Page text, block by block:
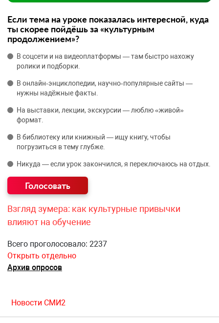
Если тема на уроке показалась интересной, куда
ты скорее пойдёшь за «культурным
продолжением»?
В соцсети и на видеоплатформы — там быстро нахожу
ролики и подборки.
В онлайн‑энциклопедии, научно‑популярные сайты —
нужны надёжные факты.
На выставки, лекции, экскурсии — люблю «живой»
формат.
В библиотеку или книжный — ищу книгу, чтобы
погрузиться в тему глубже.
Никуда — если урок закончился, я переключаюсь на отдых.
Взгляд зумера: как культурные привычки
влияют на обучение
Всего проголосовало: 2237
Открыть отдельно
Архив опросов
Новости СМИ2